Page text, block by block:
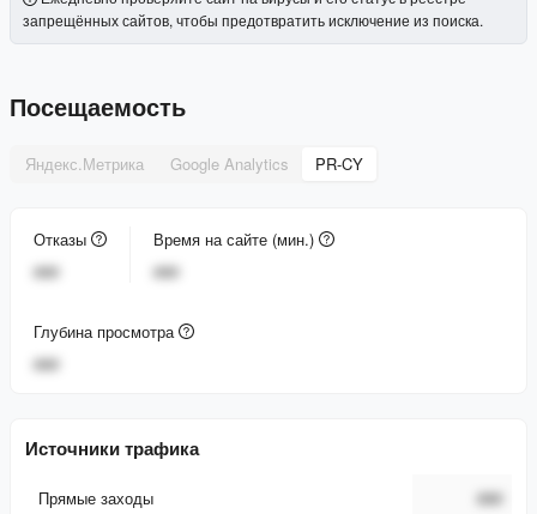
запрещённых сайтов, чтобы предотвратить исключение из поиска.
Посещаемость
Яндекс.Метрика Google Analytics PR-CY
Отказы
###
Время на сайте (мин.)
###
Глубина просмотра
###
Источники трафика
Прямые заходы ###